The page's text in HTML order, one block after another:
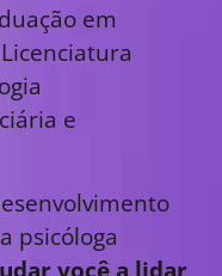
em
e
psicóloga
você a lidar